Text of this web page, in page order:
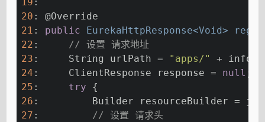
20 : @Override
21 : public EurekaHttpResponse<Void>
22 : // 设置 请求地址
23 :     String urlPath = "apps/"
+
24 :     ClientResponse response = null ;
25 : try {
26 :         Builder resourceBuilder =
27 : // 设置 请求头